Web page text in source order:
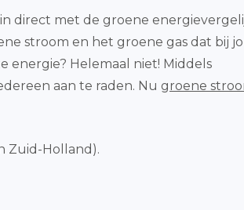
direct met de groene
stroom en het groene gas dat bij
energie? Helemaal niet! Middels
aan te raden. Nu groene
Zuid-Holland).